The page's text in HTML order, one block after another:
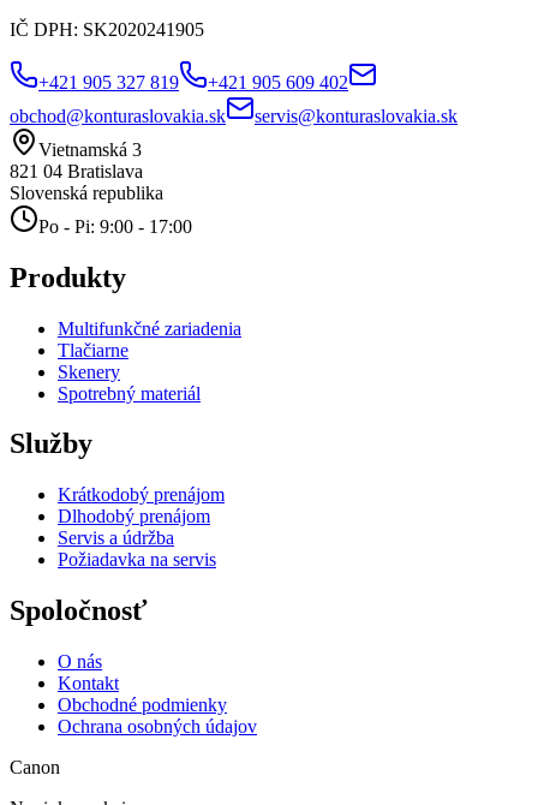
IČ DPH: SK2020241905
+421 905 327 819
+421 905 609 402
obchod@konturaslovakia.sk
servis@konturaslovakia.sk
Vietnamská 3
821 04 Bratislava
Slovenská republika
Po - Pi: 9:00 - 17:00
Produkty
Multifunkčné zariadenia
Tlačiarne
Skenery
Spotrebný materiál
Služby
Krátkodobý prenájom
Dlhodobý prenájom
Servis a údržba
Požiadavka na servis
Spoločnosť
O nás
Kontakt
Obchodné podmienky
Ochrana osobných údajov
Canon